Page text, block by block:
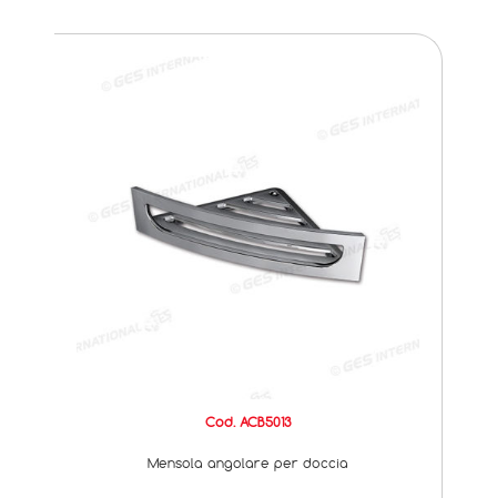
Cod. ACB5013
Mensola angolare per doccia